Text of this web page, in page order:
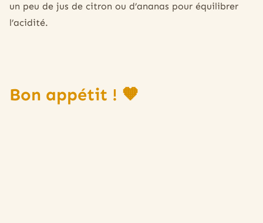
un peu de jus de citron ou d’ananas pour équilibrer
l’acidité.
Bon appétit ! 🧡